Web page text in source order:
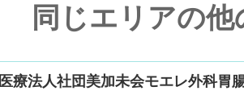
同じエリアの他
医療法人社団美加未会モエレ外科胃